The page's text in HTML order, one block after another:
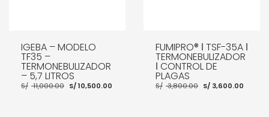
IGEBA – MODELO
TF35 –
TERMONEBULIZADOR
– 5,7 LITROS
S/ 11,000.00 El
precio
S/10,500.00
FUMIPRO® ǀ TSF-35A ǀ
TERMONEBULIZADOR
ǀ CONTROL DE
PLAGAS
S/ 3,800.00 El
precio
S/ 3,600.00